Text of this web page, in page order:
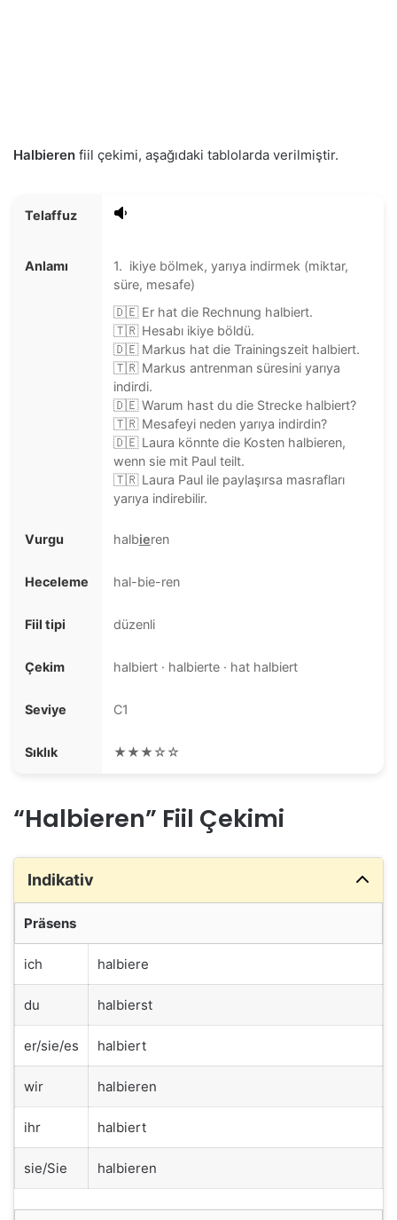
Halbieren fiil çekimi, aşağıdaki tablolarda verilmiştir.
Telaffuz
Anlamı
1. ikiye bölmek, yarıya indirmek (miktar,
süre, mesafe)
🇩🇪 Er hat die Rechnung halbiert.
🇹🇷 Hesabı ikiye böldü.
🇩🇪 Markus hat die Trainingszeit halbiert.
🇹🇷 Markus antrenman süresini yarıya
indirdi.
🇩🇪 Warum hast du die Strecke halbiert?
🇹🇷 Mesafeyi neden yarıya indirdin?
🇩🇪 Laura könnte die Kosten halbieren,
wenn sie mit Paul teilt.
🇹🇷 Laura Paul ile paylaşırsa masrafları
yarıya indirebilir.
Vurgu halbieren
Heceleme hal-bie-ren
Fiil tipi düzenli
Çekim halbiert · halbierte · hat halbiert
Seviye C1
Sıklık ★★★☆☆
“Halbieren” Fiil Çekimi
Indikativ
Präsens
ich halbiere
du halbierst
er/sie/es halbiert
wir halbieren
ihr halbiert
sie/Sie halbieren